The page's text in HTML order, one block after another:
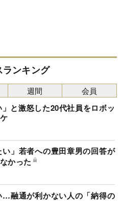
ランキング
と激怒した20代社員をロボッ
い」若者への豊田章男の回答が
かった
…融通が利かない人の「納得の
週間 会員